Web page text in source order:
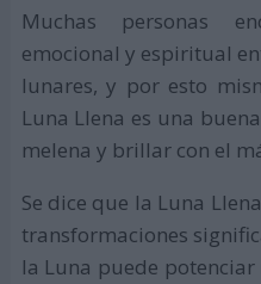
Muchas personas
emocional y espiritual
lunares, y por esto
Luna Llena es una
melena y brillar con el
Se dice que la Luna
transformaciones
la Luna puede